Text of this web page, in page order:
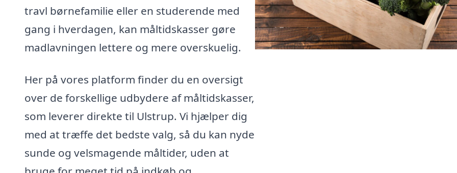
travl børnefamilie eller en studerende med
gang i hverdagen, kan måltidskasser gøre
madlavningen lettere og mere overskuelig.
Her på vores platform finder du en oversigt
over de forskellige udbydere af måltidskasser,
som leverer direkte til Ulstrup. Vi hjælper dig
med at træffe det bedste valg, så du kan nyde
sunde og velsmagende måltider, uden at